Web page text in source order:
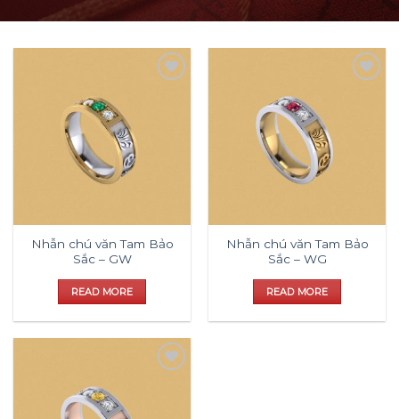
Nhẫn chú văn Tam Bảo
Sắc – GW
READ MORE
Nhẫn chú văn Tam Bảo
Sắc – WG
READ MORE